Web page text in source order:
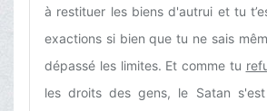
à restituer les biens d'autrui et tu
exactions si bien que tu ne sais
dépassé les limites. Et comme tu
les droits des gens, le Satan